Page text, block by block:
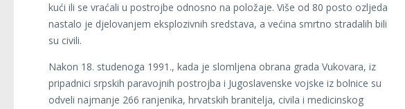
kući ili se vraćali u postrojbe odnosno na položaje. Više od 80 posto ozljeda
nastalo je djelovanjem eksplozivnih sredstava, a većina smrtno stradalih bili
su civili.
Nakon 18. studenoga 1991., kada je slomljena obrana grada Vukovara, iz
pripadnici srpskih paravojnih postrojba i Jugoslavenske vojske iz bolnice su
odveli najmanje 266 ranjenika, hrvatskih branitelja, civila i medicinskog